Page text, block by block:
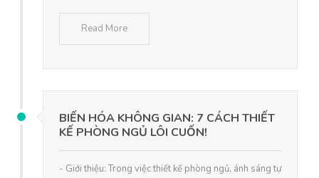
Read More
BIẾN HÓA KHÔNG GIAN: 7 CÁCH THIẾT
KẾ PHÒNG NGỦ LÔI CUỐN!
- Giới thiệu: Trong việc thiết kế phòng ngủ, ánh sáng tự